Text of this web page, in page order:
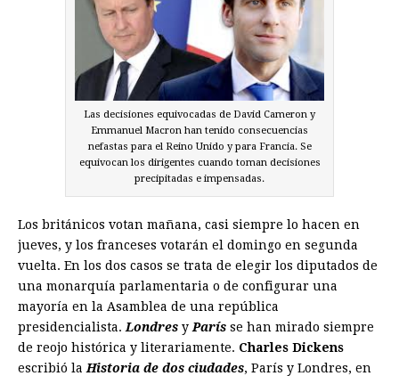
Las decisiones equivocadas de David Cameron y
Emmanuel Macron han tenido consecuencias
nefastas para el Reino Unido y para Francia. Se
equivocan los dirigentes cuando toman decisiones
precipitadas e impensadas.
Los británicos votan mañana, casi siempre lo hacen en
jueves, y los franceses votarán el domingo en segunda
vuelta. En los dos casos se trata de elegir los diputados de
una monarquía parlamentaria o de configurar una
mayoría en la Asamblea de una república
presidencialista. Londres y París se han mirado siempre
de reojo histórica y literariamente. Charles Dickens
escribió la Historia de dos ciudades, París y Londres, en